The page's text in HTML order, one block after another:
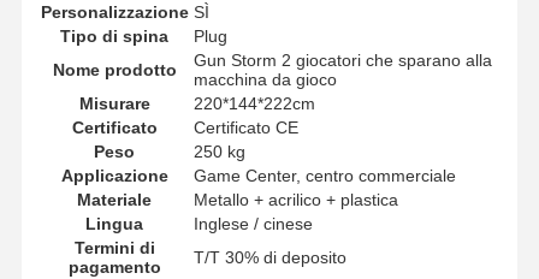
Personalizzazione SÌ
Tipo di spina
Plug
Nome prodotto
Gun Storm 2 giocatori che sparano alla
macchina da gioco
Misurare
220*144*222cm
Certificato
Certificato CE
Peso
250 kg
Applicazione
Game Center, centro commerciale
Materiale
Metallo + acrilico + plastica
Lingua
Inglese / cinese
Termini di
pagamento
T/T 30% di deposito